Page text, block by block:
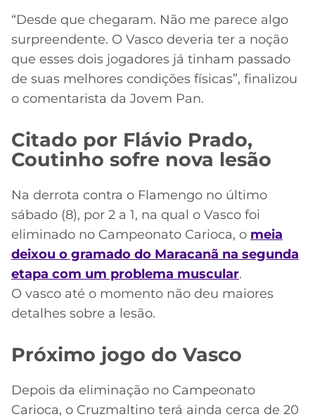
“Desde que chegaram. Não me parece algo
surpreendente. O Vasco deveria ter a noção
que esses dois jogadores já tinham passado
de suas melhores condições físicas”, finalizou
o comentarista da Jovem Pan.
Citado por Flávio Prado,
Coutinho sofre nova lesão
Na derrota contra o Flamengo no último
sábado (8), por 2 a 1, na qual o Vasco foi
eliminado no Campeonato Carioca, o meia
deixou o gramado do Maracanã na segunda
etapa com um problema muscular.
O vasco até o momento não deu maiores
detalhes sobre a lesão.
Próximo jogo do Vasco
Depois da eliminação no Campeonato
Carioca, o Cruzmaltino terá ainda cerca de 20